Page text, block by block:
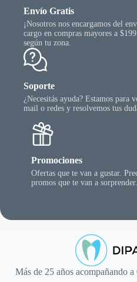
Envío Gratis
¡Nosotros nos encargamos del
cargo en compras mayores a
según tu zona.
Soporte
¿Necesitás ayuda? Estamos para
mail o redes y resolvemos tus
Promociones
Ofertas que te van a gustar.
promos que te van a
Más de 25 años acompañando